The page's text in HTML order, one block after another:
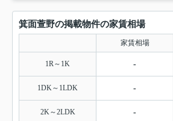
箕面萱野の掲載物件の家賃相場
家賃相場
1R～1K -
1DK～1LDK -
2K～2LDK -